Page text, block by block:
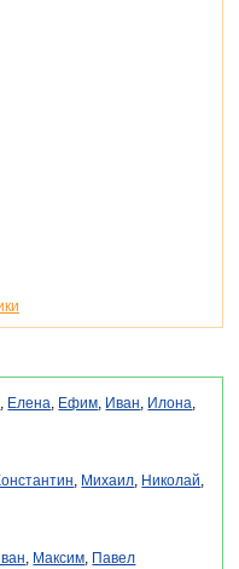
, Елена, Ефим, Иван, Илона,
, Михаил, Николай,
, Максим, Павел